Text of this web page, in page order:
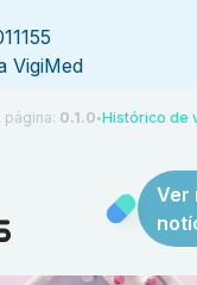
VigiMed
página: 0.1.0 ●Histórico de
Ver